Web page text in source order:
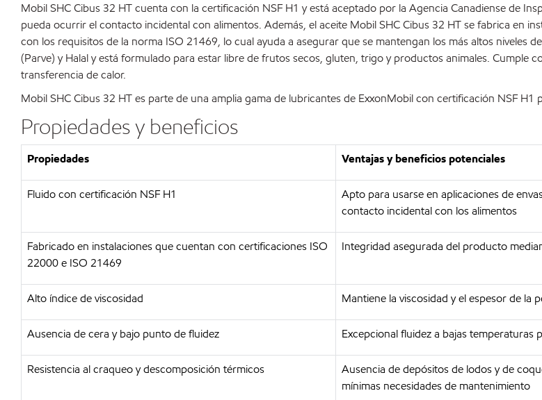
Mobil SHC Cibus 32 HT cuenta con la certificación NSF H1 y está aceptado por la Agencia Canadiense de
pueda ocurrir el contacto incidental con alimentos. Además, el aceite Mobil SHC Cibus 32 HT se fabrica en
con los requisitos de la norma ISO 21469, lo cual ayuda a asegurar que se mantengan los más altos niveles
(Parve) y Halal y está formulado para estar libre de frutos secos, gluten, trigo y productos animales. Cumple
transferencia de calor.
Mobil SHC Cibus 32 HT es parte de una amplia gama de lubricantes de ExxonMobil con certificación NSF
Propiedades y beneficios
Propiedades Ventajas y beneficios potenciales
Fluido con certificación NSF H1
Apto para usarse en aplicaciones de
contacto incidental con los alimentos
Fabricado en instalaciones que cuentan con certificaciones ISO
22000 e ISO 21469
Integridad asegurada del producto
Alto índice de viscosidad Mantiene la viscosidad y el espesor de la
Ausencia de cera y bajo punto de fluidez Excepcional fluidez a bajas temperaturas
Resistencia al craqueo y descomposición térmicos
Ausencia de depósitos de lodos y de
mínimas necesidades de mantenimiento